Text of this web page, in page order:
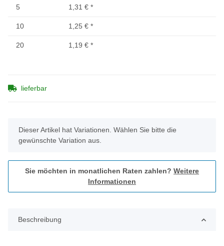
5 1,31 € *
10 1,25 € *
20 1,19 € *
lieferbar
x
Dieser Artikel hat Variationen. Wählen Sie bitte die
gewünschte Variation aus.
Sie möchten in monatlichen Raten zahlen? Weitere
Informationen
Beschreibung